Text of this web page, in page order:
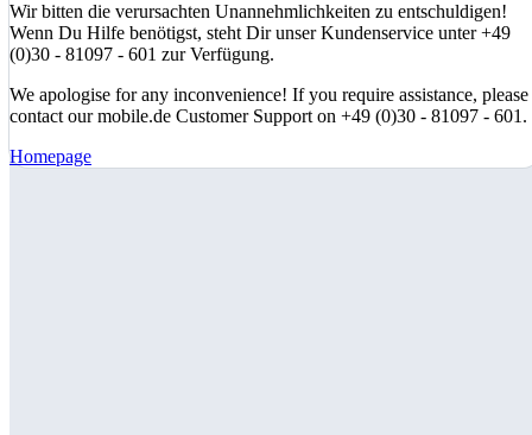
Wir bitten die verursachten Unannehmlichkeiten zu entschuldigen!
Wenn Du Hilfe benötigst, steht Dir unser Kundenservice unter +49
(0)30 - 81097 - 601 zur Verfügung.
We apologise for any inconvenience! If you require assistance, please
contact our mobile.de Customer Support on +49 (0)30 - 81097 - 601.
Homepage